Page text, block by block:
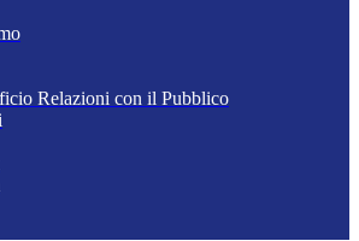
Relazioni con il Pubblico